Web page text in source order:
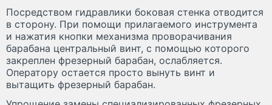
Посредством гидравлики боковая стенка отводится
в сторону. При помощи прилагаемого инструмента
и нажатия кнопки механизма проворачивания
барабана центральный винт, с помощью которого
закреплен фрезерный барабан, ослабляется.
Оператору остается просто вынуть винт и
вытащить фрезерный барабан.